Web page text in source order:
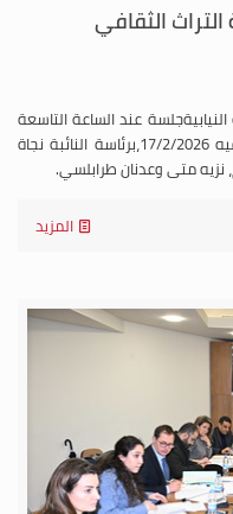
الثقافي
عند الساعة التاسعة
والنصف من قبل ظهر يوم الثلاثاء الواقع فيه 17/2/2026،برئاسة النائبة نجاة
نزيه متى وعدنان طرابلسي.
المزيد